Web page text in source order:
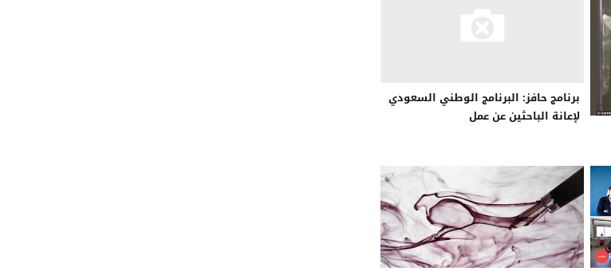
برنامج حافز: البرنامج الوطني السعودي
لإعانة الباحثين عن عمل